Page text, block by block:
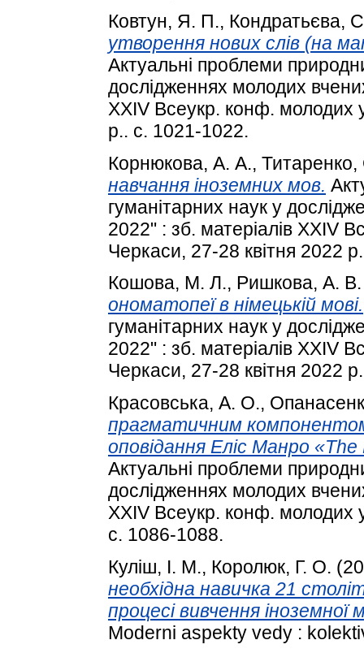
Ковтун, Я. П., Кондратьєва,
утворення нових слів (на
Актуальні проблеми
дослідженнях молодих
XXIV Всеукр. конф. молодих
р.. с. 1021-1022.
Корнюкова, А. А., Титаренко,
навчання іноземних мов.
гуманітарних наук у
2022" : зб. матеріалів XXIV
Черкаси, 27-28 квітня 2022
Кошова, М. Л., Ришкова, А. В.
ономатопеї в німецькій мові.
гуманітарних наук у
2022" : зб. матеріалів XXIV
Черкаси, 27-28 квітня 2022
Красовська, А. О.,
прагматичним компонентом
оповідання Еліс Манро
Актуальні проблеми
дослідженнях молодих
XXIV Всеукр. конф. молодих
с. 1086-1088.
Куліш, І. М., Королюк, Г. О.
необхідна навичка 21
процесі вивчення
Moderni aspekty vedy :